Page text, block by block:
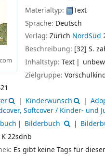
Materialtyp:
Text
Sprache: Deutsch
Verlag: Zürich NordSüd
Beschreibung: [32] S.
Inhaltstyp: Text
Zielgruppe:
Kinderwunsch
Softcover / Kinder-
Bilderbuch
K 22sdnb
Es gibt keine Tags für